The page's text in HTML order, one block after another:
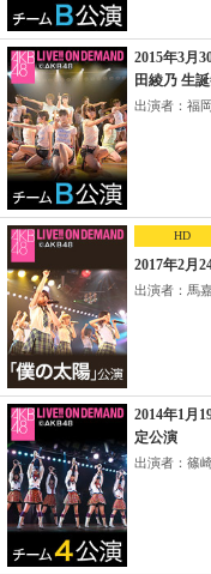
2015年3月
田綾乃 生
出演者：福
HD
2017年2月
出演者：馬
2014年1月
定公演
出演者：篠